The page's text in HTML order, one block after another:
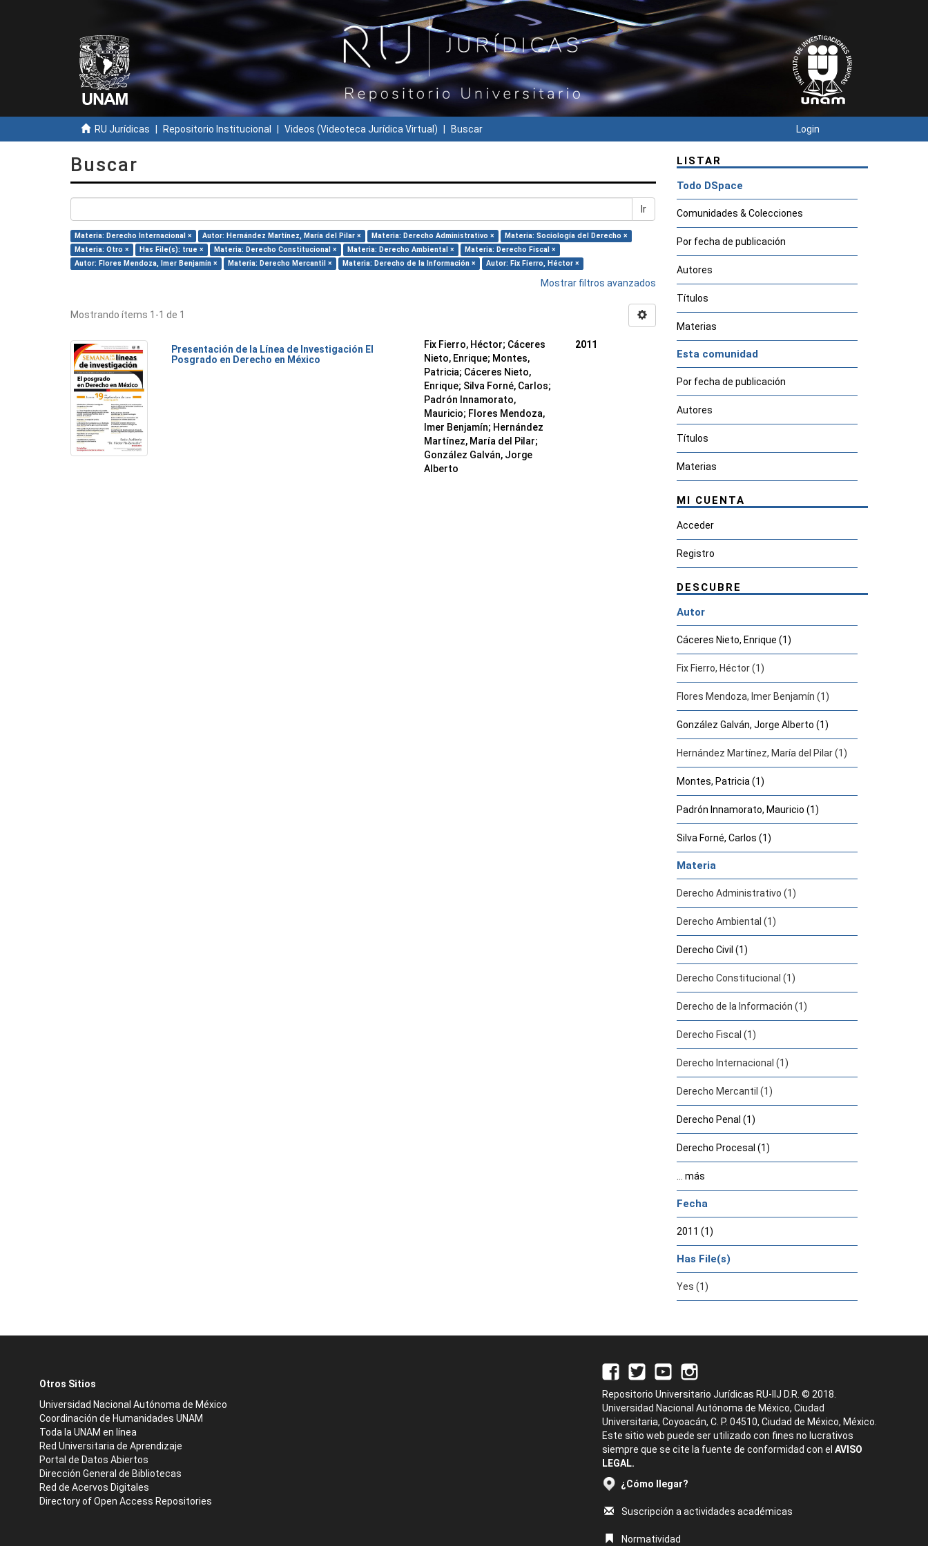
RU Jurídicas Repositorio Institucional Videos (Videoteca Jurídica Virtual) Buscar Login
Buscar
Ir
Materia: Derecho Internacional × Autor: Hernández Martínez, María del Pilar × Materia: Derecho Administrativo ×
Materia: Sociología del Derecho ×
Materia: Otro ×
Has File(s): true × Materia: Derecho Constitucional × Materia: Derecho Ambiental ×
Materia: Derecho Fiscal ×
Autor: Flores Mendoza, Imer Benjamín ×
Materia: Derecho Mercantil × Materia: Derecho de la Información × Autor: Fix Fierro, Héctor ×
Mostrar filtros avanzados
Mostrando ítems 1-1 de 1
Presentación de la Línea de Investigación El
Posgrado en Derecho en México
Fix Fierro, Héctor; Cáceres
Nieto, Enrique; Montes,
Patricia; Cáceres Nieto,
Enrique; Silva Forné, Carlos;
Padrón Innamorato,
Mauricio; Flores Mendoza,
Imer Benjamín; Hernández
Martínez, María del Pilar;
González Galván, Jorge
Alberto
2011
LISTAR
Todo DSpace
Comunidades & Colecciones
Por fecha de publicación
Autores
Títulos
Materias
Esta comunidad
Por fecha de publicación
Autores
Títulos
Materias
MI CUENTA
Acceder
Registro
DESCUBRE
Autor
Cáceres Nieto, Enrique (1)
Fix Fierro, Héctor (1)
Flores Mendoza, Imer Benjamín (1)
González Galván, Jorge Alberto (1)
Hernández Martínez, María del Pilar (1)
Montes, Patricia (1)
Padrón Innamorato, Mauricio (1)
Silva Forné, Carlos (1)
Materia
Derecho Administrativo (1)
Derecho Ambiental (1)
Derecho Civil (1)
Derecho Constitucional (1)
Derecho de la Información (1)
Derecho Fiscal (1)
Derecho Internacional (1)
Derecho Mercantil (1)
Derecho Penal (1)
Derecho Procesal (1)
... más
Fecha
2011 (1)
Has File(s)
Yes (1)
Otros Sitios
Universidad Nacional Autónoma de México
Coordinación de Humanidades UNAM
Toda la UNAM en línea
Red Universitaria de Aprendizaje
Portal de Datos Abiertos
Dirección General de Bibliotecas
Red de Acervos Digitales
Directory of Open Access Repositories
Repositorio Universitario Jurídicas RU-IIJ D.R. © 2018.
Universidad Nacional Autónoma de México, Ciudad
Universitaria, Coyoacán, C. P. 04510, Ciudad de México, México.
Este sitio web puede ser utilizado con fines no lucrativos
siempre que se cite la fuente de conformidad con el AVISO
LEGAL.
¿Cómo llegar?
Suscripción a actividades académicas
Normatividad